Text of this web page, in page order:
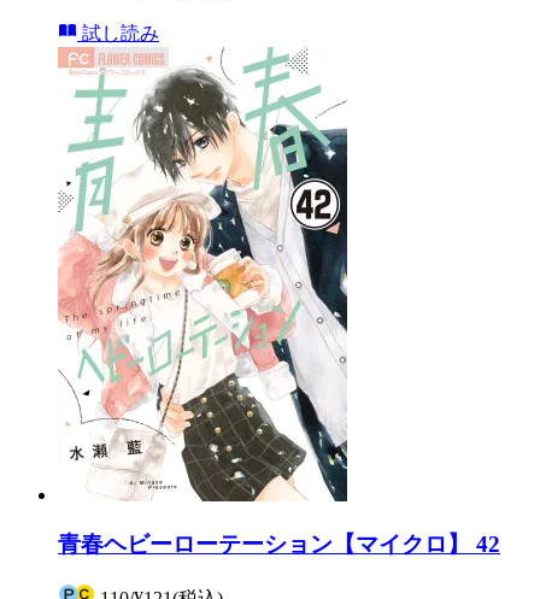
試し読み
青春ヘビーローテーション【マイクロ】 42